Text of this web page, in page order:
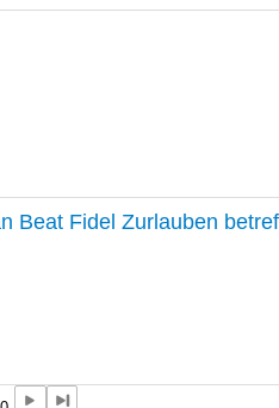
Beat Fidel Zurlauben